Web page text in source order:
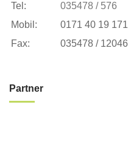
Tel:
035478 / 576
Mobil:
0171 40 19 171
Fax:
035478 / 12046
Partner